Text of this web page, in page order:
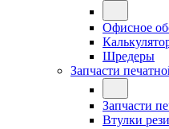
Офисное
Шредеры
Запчасти
Запчасти
Втулки